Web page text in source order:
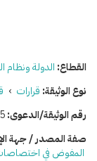
القطاع: الدولة ونظام
نوع الوثيقة: قرارات ›
رقم الوثيقة/الدعوى:
صفة المصدر / جهة
المفوض في